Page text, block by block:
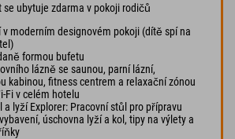
ubytuje zdarma v pokoji rodičů
v moderním designovém pokoji (dítě spí na
formou bufetu
lázně se saunou, parní lázní,
kabinou, fitness centrem a relaxační zónou
Fi v celém hotelu
a lyží Explorer: Pracovní stůl pro přípravu
úschovna lyží a kol, tipy na výlety a